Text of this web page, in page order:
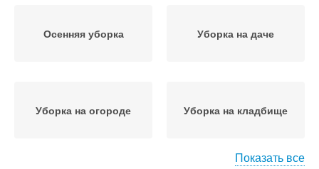
Осенняя уборка Уборка на даче
Уборка на огороде Уборка на кладбище
Показать все